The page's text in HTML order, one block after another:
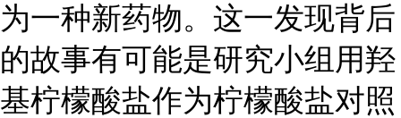
为一种新药物。这一发现背后
的故事有可能是研究小组用羟
基柠檬酸盐作为柠檬酸盐对照